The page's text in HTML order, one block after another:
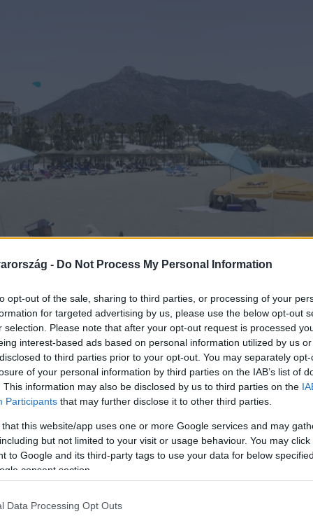
- Do Not Process My Personal Information
opt-out of the sale, sharing to third parties, or processing of your
for targeted advertising by us, please use the below opt-out
selection. Please note that after your opt-out request is processed
interest-based ads based on personal information utilized by us
to third parties prior to your opt-out. You may separately
of your personal information by third parties on the IAB’s list of
This information may also be disclosed by us to third parties on the
Participants that may further disclose it to other third parties.
that this website/app uses one or more Google services and may
but not limited to your visit or usage behaviour. You may
to Google and its third-party tags to use your data for below
consent section.
Data Processing Opt Outs
Link másolása
a strandon. Spanyolországtól
Királyságig tombol a hőség és már
ember. A turisztikai szakértő szerint a
nem ugyanolyanok, mint régen.